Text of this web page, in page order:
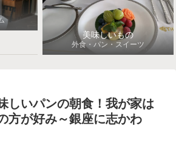
美味しいもの
外食・パン・スイーツ
しいパンの朝食！我が家は
方が好み～銀座に志かわ